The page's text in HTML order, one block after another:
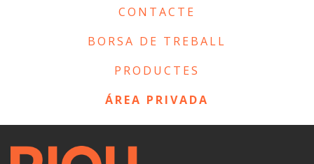
CONTACTE
BORSA DE TREBALL
PRODUCTES
ÁREA PRIVADA